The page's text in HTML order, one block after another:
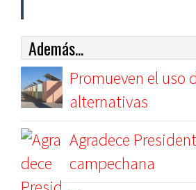
Además...
Promueven el uso
alternativas
Agradece
campechana